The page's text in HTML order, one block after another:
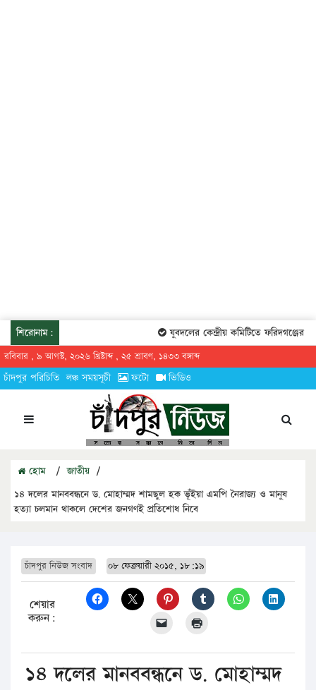
শিরোনাম: যুবদলের কেন্দ্রীয় কমিটিতে ফরিদগঞ্জের
রবিবার , ৯ আগস্ট, ২০২৬ খ্রিষ্টাব্দ , ২৫ শ্রাবণ, ১৪৩৩ বঙ্গাব্দ
চাঁদপুর পরিচিতি লঞ্চ সময়সূচী ফটো ভিডিও
হোম / জাতীয় /
১৪ দলের মানববন্ধনে ড. মোহাম্মদ শামছুল হক ভূঁইয়া এমপি নৈরাজ্য ও মানুষ
হত্যা চলমান থাকলে দেশের জনগণই প্রতিশোধ নিবে
চাঁদপুর নিউজ সংবাদ ০৮ ফেব্রুয়ারী ২০১৫, ১৮:১৯
শেয়ার
করুন:
১৪ দলের মানববন্ধনে ড. মোহাম্মদ